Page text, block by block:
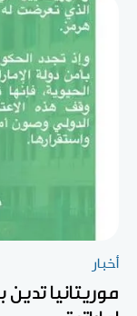
أخبار
موريتانيا